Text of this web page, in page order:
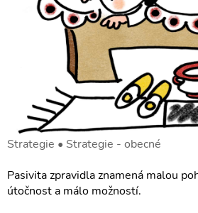
Strategie • Strategie - obecné
Pasivita zpravidla znamená malou
útočnost a málo možností.